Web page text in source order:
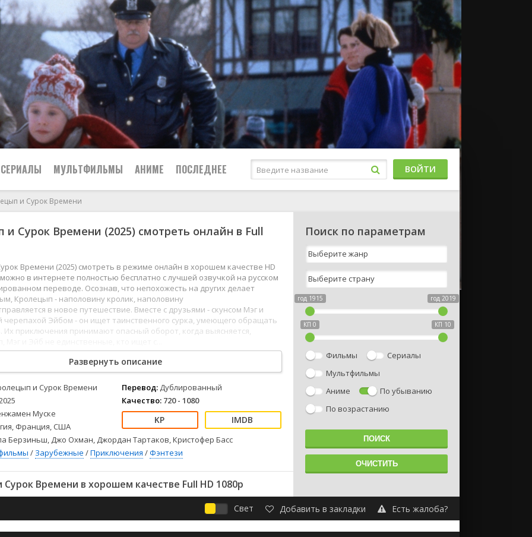
Боевики
Детективы
Детские
Драмы
Комедии
Мелодрамы
Семейные
Спорт
Ужасы
Фантастика
СЕРИАЛЫ МУЛЬТФИЛЬМЫ АНИМЕ ПОСЛЕДНЕЕ
2023
2022
Русские
Фильмы из соцетей
ВОЙТИ
и Сурок Времени
и Сурок Времени (2025) смотреть онлайн в Full
Времени (2025) смотреть в режиме онлайн в хорошем качестве HD
можно в интернете полностью бесплатно с лучшей озвучкой на русском
переводе. Осознав, что непохожесть на других делает
Кролецып - наполовину кролик, наполовину
в новое путешествие. Вместе с друзьями - скунсом Мэг и
черепахой Эйбом - он ищет таинственного сурка, умеющего обращать
Их приключения принимают опасный оборот, когда выясняется,
сериалы
смотреть
фильма
папе
Развернуть описание
и Сурок Времени
Муске
Франция, США
Перевод: Дублированный
Качество: 720 - 1080
Берзиньш, Джо Охман, Джордан Тартаков, Кристофер Басс
/ Зарубежные /Приключения /Фэнтези
Времени в хорошем качестве Full HD 1080p
Поиск по параметрам
год 1915 год 2019
КП 0 КП 10
Фильмы
Сериалы
Мультфильмы
Аниме
По убыванию
По возрастанию
Свет Добавить в закладки Есть жалоба?